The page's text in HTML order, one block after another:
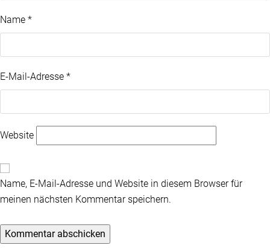
Name *
E-Mail-Adresse *
Website
Name, E-Mail-Adresse und Website in diesem Browser für
meinen nächsten Kommentar speichern.